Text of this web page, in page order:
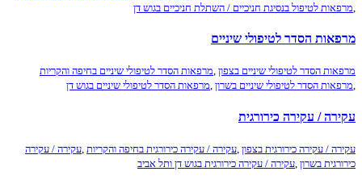
לטיפול בנסיגת חניכיים / השתלת חניכיים בגוש דן
הסדר לטיפולי שיניים
הסדר לטיפולי שיניים בצפון ,מרפאות הסדר לטיפולי שיניים בחיפה והקריות
הסדר לטיפולי שיניים בשרון ,מרפאות הסדר לטיפולי שיניים בגוש דן
/ עקירה כירורגית
/ עקירה כירורגית בצפון ,עקירה / עקירה כירורגית בחיפה והקריות,עקירה / עקירה
בשרון ,עקירה / עקירה כירורגית בגוש דן ותל אביב